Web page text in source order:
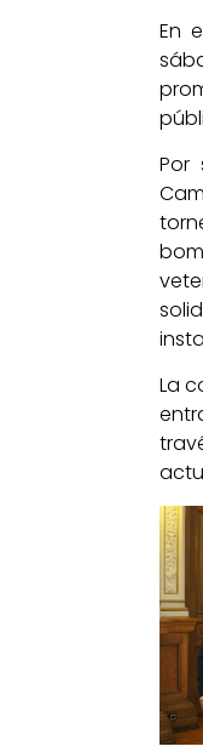
En
Por
La